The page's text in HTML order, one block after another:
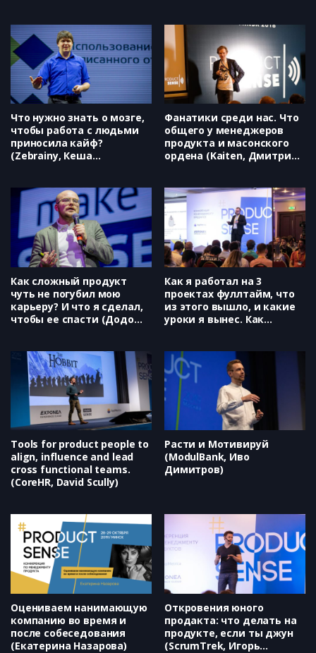
Что нужно знать о мозге,
чтобы работа с людьми
приносила кайф?
(Zebrainy, Кеша
Фанатики среди нас. Что
общего у менеджеров
продукта и масонского
ордена (Kaiten, Дмитрий
Как сложный продукт
чуть не погубил мою
карьеру? И что я сделал,
чтобы ее спасти (Додо
Как я работал на 3
проектах фуллтайм, что
из этого вышло, и какие
уроки я вынес. Как
профессионального
выгорания (etcetera.vc,
Google Developers
Launchpad, ВТБ, Горшунов
Иван)
Tools for product people to
align, influence and lead
cross functional teams.
(CoreHR, David Scully)
Расти и Мотивируй
(ModulBank, Иво
Димитров)
Оцениваем нанимающую
компанию во время и
после собеседования
(Екатерина Назарова)
Откровения юного
продакта: что делать на
продукте, если ты джун
(ScrumTrek, Игорь